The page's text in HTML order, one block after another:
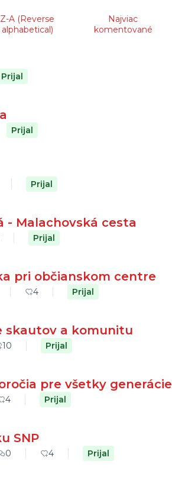
Z-A (Reverse
alphabetical)
Najviac
komentované
Prijal
Prijal
Prijal
- Malachovská cesta
Prijal
pri občianskom centre
4 Prijal
skautov a komunitu
10 Prijal
pre všetky generácie
4 Prijal
SNP
0 4 Prijal